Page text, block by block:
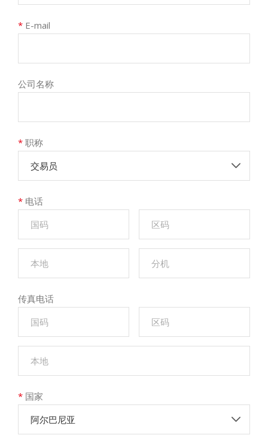
* E-mail
公司名称
* 职称
交易员
* 电话
传真电话
* 国家
阿尔巴尼亚